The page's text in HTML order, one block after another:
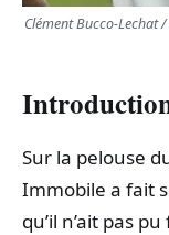
Clément Bucco-Lechat /
Sur la pelouse
Immobile a fait
qu’il n’ait pas